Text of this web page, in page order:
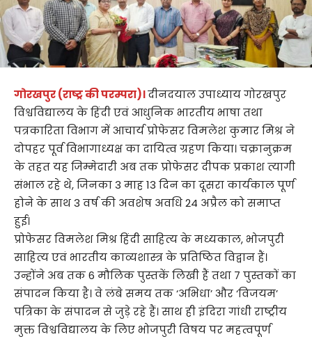
गोरखपुर (राष्ट्र की परम्परा)।दीनदयाल उपाध्याय गोरखपुर
विश्वविद्यालय के हिंदी एवं आधुनिक भारतीय भाषा तथा
पत्रकारिता विभाग में आचार्य प्रोफेसर विमलेश कुमार मिश्र ने
दोपहर पूर्व विभागाध्यक्ष का दायित्व ग्रहण किया। चक्रानुक्रम
के तहत यह जिम्मेदारी अब तक प्रोफेसर दीपक प्रकाश त्यागी
संभाल रहे थे, जिनका 3 माह 13 दिन का दूसरा कार्यकाल पूर्ण
होने के साथ 3 वर्ष की अवशेष अवधि 24 अप्रैल को समाप्त
हुई।
प्रोफेसर विमलेश मिश्र हिंदी साहित्य के मध्यकाल, भोजपुरी
साहित्य एवं भारतीय काव्यशास्त्र के प्रतिष्ठित विद्वान हैं।
उन्होंने अब तक 6 मौलिक पुस्तकें लिखी हैं तथा 7 पुस्तकों का
संपादन किया है। वे लंबे समय तक ‘अभिधा’ और ‘विजयम’
पत्रिका के संपादन से जुड़े रहे हैं। साथ ही इंदिरा गांधी राष्ट्रीय
मुक्त विश्वविद्यालय के लिए भोजपुरी विषय पर महत्वपूर्ण